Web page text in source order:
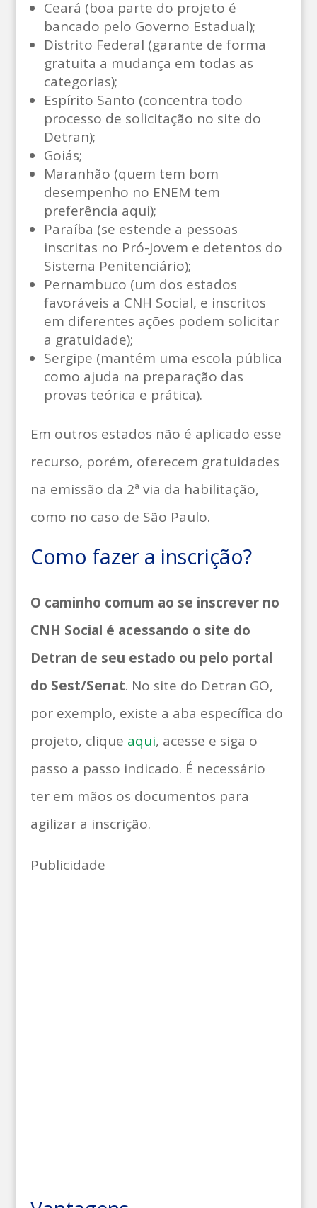
Ceará (boa parte do projeto é
bancado pelo Governo Estadual);
Distrito Federal (garante de forma
gratuita a mudança em todas as
categorias);
Espírito Santo (concentra todo
processo de solicitação no site do
Detran);
Goiás;
Maranhão (quem tem bom
desempenho no ENEM tem
preferência aqui);
Paraíba (se estende a pessoas
inscritas no Pró-Jovem e detentos do
Sistema Penitenciário);
Pernambuco (um dos estados
favoráveis a CNH Social, e inscritos
em diferentes ações podem solicitar
a gratuidade);
Sergipe (mantém uma escola pública
como ajuda na preparação das
provas teórica e prática).
Em outros estados não é aplicado esse
recurso, porém, oferecem gratuidades
na emissão da 2ª via da habilitação,
como no caso de São Paulo.
Como fazer a inscrição?
O caminho comum ao se inscrever no
CNH Social é acessando o site do
Detran de seu estado ou pelo portal
do Sest/Senat. No site do Detran GO,
por exemplo, existe a aba específica do
projeto, clique aqui, acesse e siga o
passo a passo indicado. É necessário
ter em mãos os documentos para
agilizar a inscrição.
Publicidade